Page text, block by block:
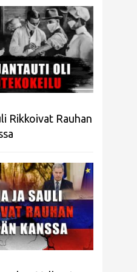
Rikkoivat Rauhan